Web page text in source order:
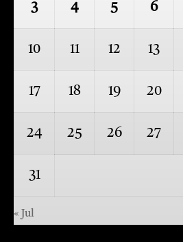
3 4 5 6
10 11 12 13
17 18 19 20
24 25 26 27
31
« Jul